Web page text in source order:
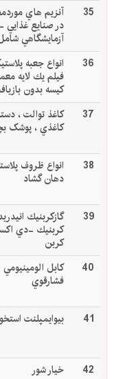
35 آنزيم هاي
در صنايع
آزمايشگاهي
36 انواع جعبه
فيلم يك لايه
كيسه بدون
37 كاغذ توالت ،
کاغذي ، پوشک
38 انواع ظروف
دهان گشاد
39 گازكربنيك
كربنيك -دي
كربن
40 كابل الومينيومي
فشارقوي
41 بيوايمپلنت
42 خيار شور